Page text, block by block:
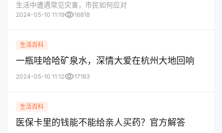
生活中遭遇常见灾害，市民如何应对
2024-05-10 11:19visibility16818
生活百科
一瓶哇哈哈矿泉水，深情大爱在杭州大地回响
2024-05-10 11:12visibility17163
生活百科
医保卡里的钱能不能给亲人买药？官方解答